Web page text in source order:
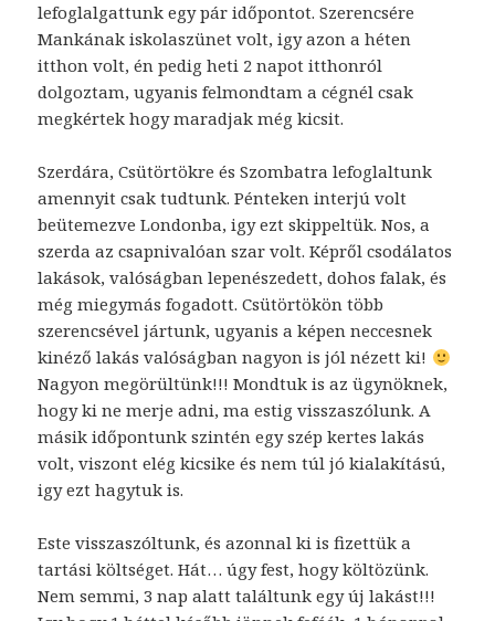
lefoglalgattunk egy pár időpontot. Szerencsére
Mankának iskolaszünet volt, igy azon a héten
itthon volt, én pedig heti 2 napot itthonról
dolgoztam, ugyanis felmondtam a cégnél csak
megkértek hogy maradjak még kicsit.
Szerdára, Csütörtökre és Szombatra lefoglaltunk
amennyit csak tudtunk. Pénteken interjú volt
beütemezve Londonba, igy ezt skippeltük. Nos, a
szerda az csapnivalóan szar volt. Képről csodálatos
lakások, valóságban lepenészedett, dohos falak, és
még miegymás fogadott. Csütörtökön több
szerencsével jártunk, ugyanis a képen neccesnek
kinéző lakás valóságban nagyon is jól nézett ki!
Nagyon megörültünk!!! Mondtuk is az ügynöknek,
hogy ki ne merje adni, ma estig visszaszólunk. A
másik időpontunk szintén egy szép kertes lakás
volt, viszont elég kicsike és nem túl jó kialakítású,
igy ezt hagytuk is.
Este visszaszóltunk, és azonnal ki is fizettük a
tartási költséget. Hát… úgy fest, hogy költözünk.
Nem semmi, 3 nap alatt találtunk egy új lakást!!!